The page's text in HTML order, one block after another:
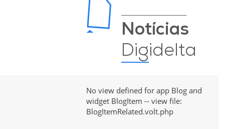
Notícias
Digidelta
No view defined for app Blog and
widget BlogItem -- view file:
BlogItemRelated.volt.php